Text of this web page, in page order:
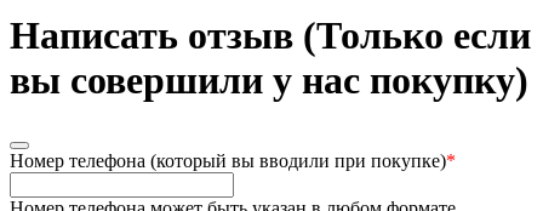
Написать отзыв (Только если
вы совершили у нас покупку)
Номер телефона (который вы вводили при покупке)*